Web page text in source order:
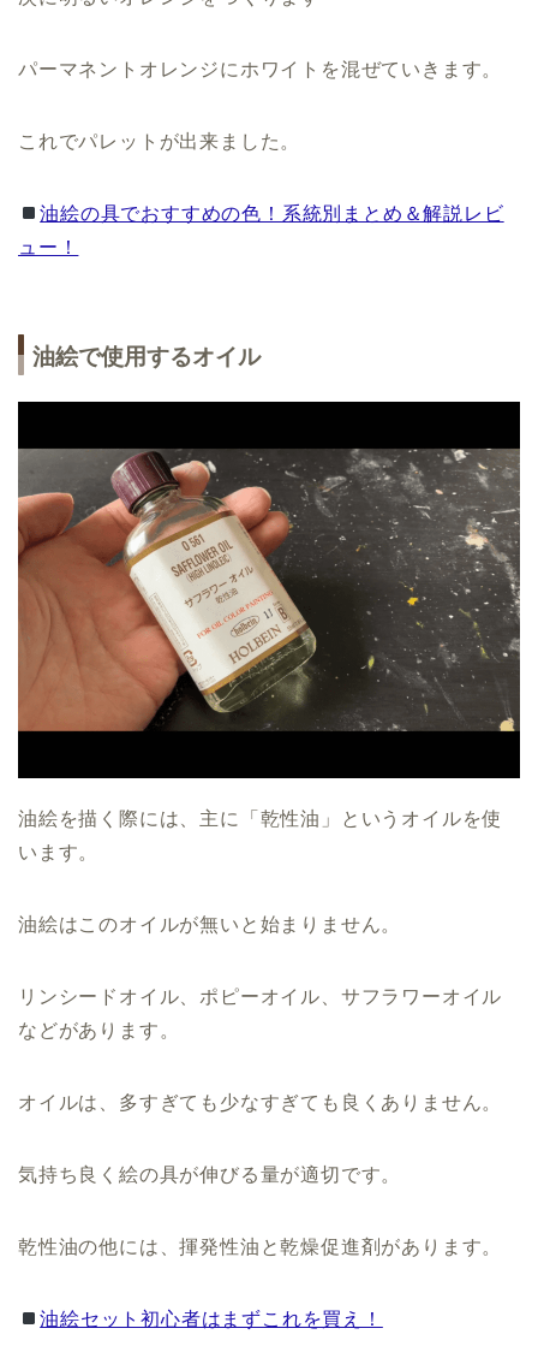
パーマネントオレンジにホワイトを混ぜていきます。
これでパレットが出来ました。
油絵の具でおすすめの色！系統別まとめ＆解説レビ
ュー！
油絵で使用するオイル
油絵を描く際には、主に「乾性油」というオイルを使
います。
油絵はこのオイルが無いと始まりません。
リンシードオイル、ポピーオイル、サフラワーオイル
などがあります。
オイルは、多すぎても少なすぎても良くありません。
気持ち良く絵の具が伸びる量が適切です。
乾性油の他には、揮発性油と乾燥促進剤があります。
油絵セット初心者はまずこれを買え！